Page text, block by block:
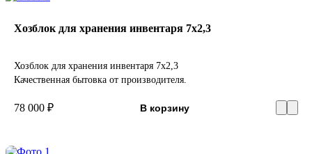
Хозблок для хранения инвентаря 7х2,3
Хозблок для хранения инвентаря 7х2,3
Качественная бытовка от производителя.
78 000 ₽ В корзину